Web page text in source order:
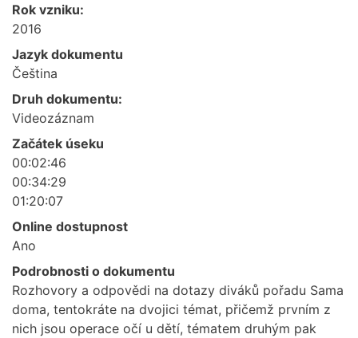
Rok vzniku:
2016
Jazyk dokumentu
Čeština
Druh dokumentu:
Videozáznam
Začátek úseku
00:02:46
00:34:29
01:20:07
Online dostupnost
Ano
Podrobnosti o dokumentu
Rozhovory a odpovědi na dotazy diváků pořadu Sama
doma, tentokráte na dvojici témat, přičemž prvním z
nich jsou operace očí u dětí, tématem druhým pak